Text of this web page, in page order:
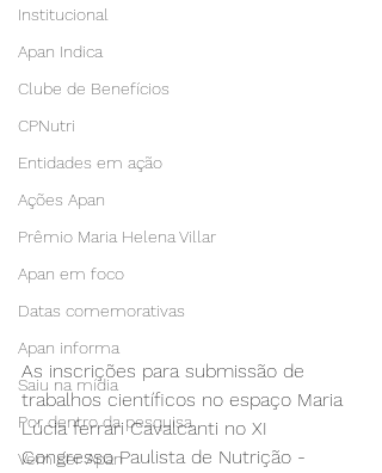
Institucional
Apan Indica
Clube de Benefícios
CPNutri
Entidades em ação
Ações Apan
Prêmio Maria Helena Villar
Apan em foco
Datas comemorativas
Apan informa
Saiu na mídia
Por dentro da pesquisa
Vem ser Apan
As inscrições para submissão de
trabalhos científicos no espaço Maria
Lúcia ferrari Cavalcanti no XI
Congresso Paulista de Nutrição -